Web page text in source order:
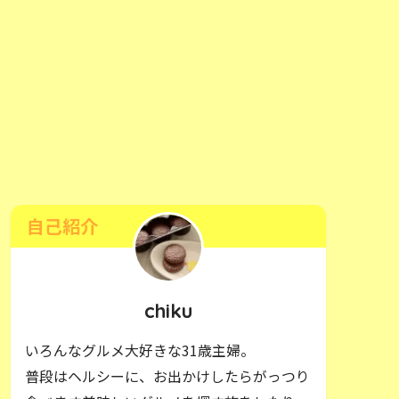
自己紹介
chiku
いろんなグルメ大好きな31歳主婦。
普段はヘルシーに、お出かけしたらがっつり